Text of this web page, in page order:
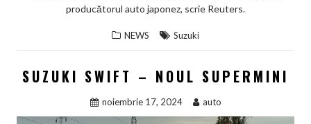
producătorul auto japonez, scrie Reuters.
NEWS Suzuki
SUZUKI SWIFT – NOUL SUPERMINI
noiembrie 17, 2024 auto